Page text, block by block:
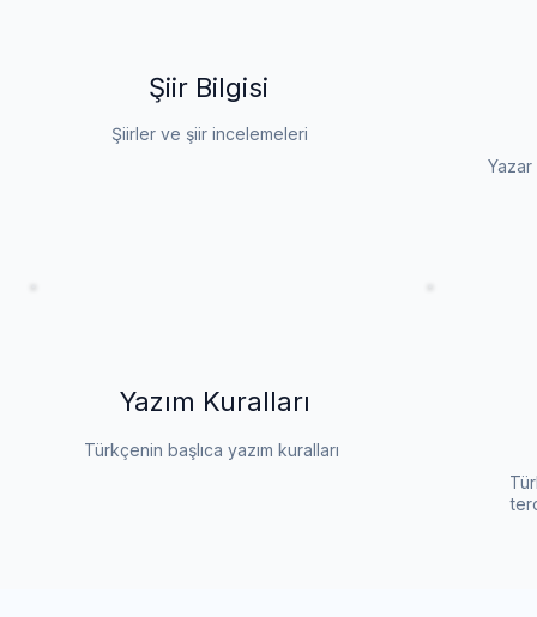
Şiir Bilgisi
Şiirler ve şiir incelemeleri
Yazım Kuralları
Türkçenin başlıca yazım kuralları